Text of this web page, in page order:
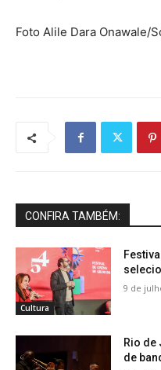
Foto Alile Dara Onawale/
CONFIRA TAMBÉM:
Cultura
9 de
Rio de
de